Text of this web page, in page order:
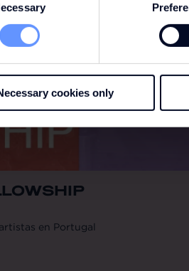
cookies only
en Portugal